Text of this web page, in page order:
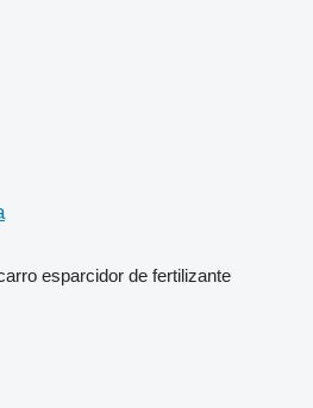
esparcidor de fertilizante